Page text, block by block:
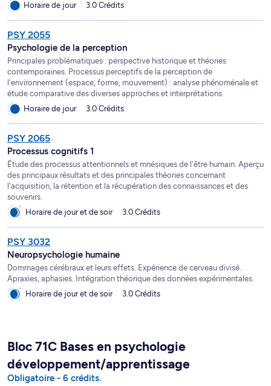
Horaire de jour
3.0 Crédits
PSY 2055
Psychologie de la perception
Principales problématiques : perspective historique et théories
contemporaines. Processus perceptifs de la perception de
l'environnement (espace, forme, mouvement) : analyse phénoménale et
étude comparative des diverses approches et interprétations.
Horaire de jour
3.0 Crédits
PSY 2065
Processus cognitifs 1
Étude des processus attentionnels et mnésiques de l'être humain. Aperçu
des principaux résultats et des principales théories concernant
l'acquisition, la rétention et la récupération des connaissances et des
souvenirs.
Horaire de jour et de soir
3.0 Crédits
PSY 3032
Neuropsychologie humaine
Dommages cérébraux et leurs effets. Expérience de cerveau divisé.
Apraxies, aphasies. Intégration théorique des données expérimentales.
Horaire de jour et de soir
3.0 Crédits
Bloc 71C Bases en psychologie
développement/apprentissage
Obligatoire - 6 crédits.